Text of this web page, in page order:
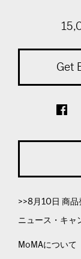
Get
>>8月10日 商
ニュース・キャ
MoMAについて